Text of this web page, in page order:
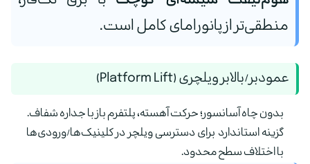
منطقی‌تر از پانورامای کامل است.
عمودبر/بالابر ویلچری (Platform Lift)
بدون چاه آسانسور؛ حرکت آهسته، پلتفرم باز با جداره شفاف.
گزینه استاندارد برای دسترسی ویلچر در کلینیک‌ها/ورودی‌ها
با اختلاف سطح محدود.